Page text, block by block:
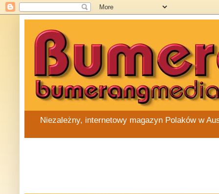
Niezależny, internetowy magazyn Polaków w